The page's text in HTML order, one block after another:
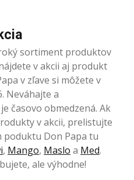
sortiment produktov
v akcii aj produkt
v zľave si môžete v
Neváhajte a
časovo obmedzená. Ak
v akcii, prelistujte
poduktu Don Papa tu
, Mango, Maslo a Med.
ale výhodne!